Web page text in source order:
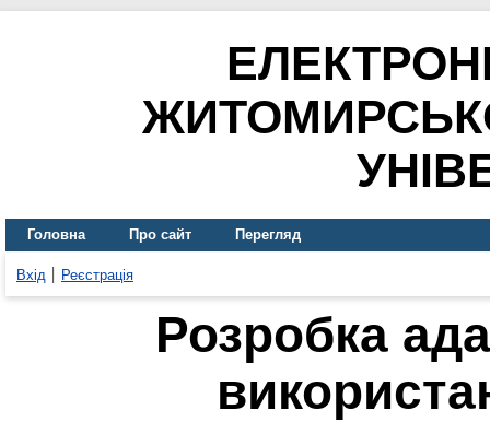
Головна Про сайт Перегляд
Вхід Реєстрація
Розробка